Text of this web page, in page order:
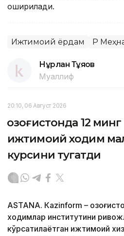
оширилади.
Ижтимоий ёрдам ҚР
Нұрлан Тұяқов
Муаллиф
20:10, 06 Август 2026
Қозоғистонда 12
ижтимоий ходим
курсини тугатди
ASTANА. Кazinform –
ходимлар институтини
кўрсатилаётган ижтимоий